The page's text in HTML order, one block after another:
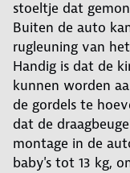
stoeltje dat
Buiten de auto
rugleuning van
Handig is dat de
kunnen worden
de gordels te
dat de
montage in de
baby's tot 13 kg,